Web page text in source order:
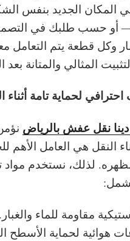
المكان الجديد بنفس
أو حسب طلبك في
وكل قطعة يتم التعامل
المثالي والمتانة بعد
لحماية تامة أثناء
دينا نقل عفش بالرياض
النقل هي العامل الأهم
لذلك، نستخدم مواد
مقاومة للماء والغبار.
هوائية لحماية الأسطح